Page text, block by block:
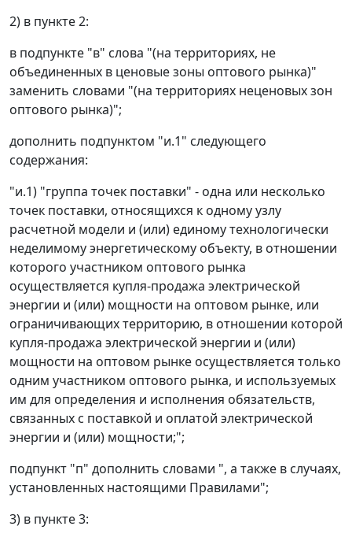
2) в пункте 2:
в подпункте "в" слова "(на территориях, не
объединенных в ценовые зоны оптового рынка)"
заменить словами "(на территориях неценовых зон
оптового рынка)";
дополнить подпунктом "и.1" следующего
содержания:
"и.1) "группа точек поставки" - одна или несколько
точек поставки, относящихся к одному узлу
расчетной модели и (или) единому технологически
неделимому энергетическому объекту, в отношении
которого участником оптового рынка
осуществляется купля-продажа электрической
энергии и (или) мощности на оптовом рынке, или
ограничивающих территорию, в отношении которой
купля-продажа электрической энергии и (или)
мощности на оптовом рынке осуществляется только
одним участником оптового рынка, и используемых
им для определения и исполнения обязательств,
связанных с поставкой и оплатой электрической
энергии и (или) мощности;";
подпункт "п" дополнить словами ", а также в случаях,
установленных настоящими Правилами";
3) в пункте 3: